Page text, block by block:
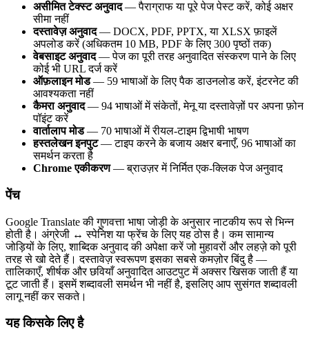
असीमित टेक्स्ट अनुवाद— पैराग्राफ या पूरे पेज पेस्ट करें, कोई अक्षर
सीमा नहीं
दस्तावेज़ अनुवाद— DOCX, PDF, PPTX, या XLSX फ़ाइलें
अपलोड करें (अधिकतम 10 MB, PDF के लिए 300 पृष्ठों तक)
वेबसाइट अनुवाद— पेज का पूरी तरह अनुवादित संस्करण पाने के लिए
कोई भी URL दर्ज करें
ऑफ़लाइन मोड— 59 भाषाओं के लिए पैक डाउनलोड करें, इंटरनेट की
आवश्यकता नहीं
कैमरा अनुवाद— 94 भाषाओं में संकेतों, मेनू या दस्तावेज़ों पर अपना फ़ोन
पॉइंट करें
वार्तालाप मोड— 70 भाषाओं में रीयल-टाइम द्विभाषी भाषण
हस्तलेखन इनपुट— टाइप करने के बजाय अक्षर बनाएँ, 96 भाषाओं का
समर्थन करता है
Chrome एकीकरण— ब्राउज़र में निर्मित एक-क्लिक पेज अनुवाद
पेंच
Google Translate की गुणवत्ता भाषा जोड़ी के अनुसार नाटकीय रूप से भिन्न
होती है। अंग्रेजी ↔ स्पेनिश या फ्रेंच के लिए यह ठोस है। कम सामान्य
जोड़ियों के लिए, शाब्दिक अनुवाद की अपेक्षा करें जो मुहावरों और लहज़े को पूरी
तरह से खो देते हैं। दस्तावेज़ स्वरूपण इसका सबसे कमज़ोर बिंदु है —
तालिकाएँ, शीर्षक और छवियाँ अनुवादित आउटपुट में अक्सर खिसक जाती हैं या
टूट जाती हैं। इसमें शब्दावली समर्थन भी नहीं है, इसलिए आप सुसंगत शब्दावली
लागू नहीं कर सकते।
यह किसके लिए है